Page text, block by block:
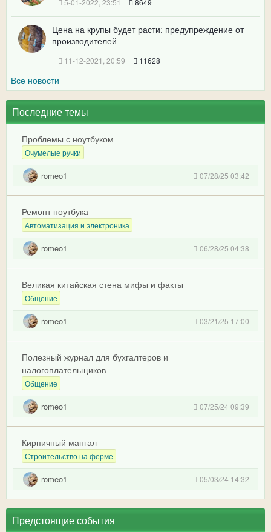
Цена на крупы будет расти: предупреждение от
производителей
11-12-2021, 20:59 11628
Все новости
Последние темы
Проблемы с ноутбуком
Очумелые ручки
romeo1 07/28/25 03:42
Ремонт ноутбука
Автоматизация и электроника
romeo1 06/28/25 04:38
Великая китайская стена мифы и факты
Общение
romeo1 03/21/25 17:00
Полезный журнал для бухгалтеров и
налогоплательщиков
Общение
romeo1 07/25/24 09:39
Кирпичный мангал
Строительство на ферме
romeo1 05/03/24 14:32
Предстоящие события